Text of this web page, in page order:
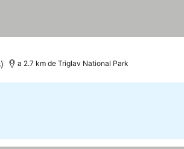
a 2.7 km de Triglav National Park